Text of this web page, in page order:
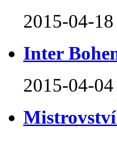
2015-04-18
Inter
2015-04-04